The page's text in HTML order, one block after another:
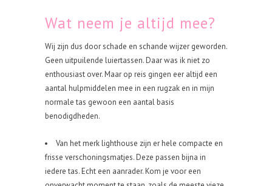
Wat neem je altijd mee?
Wij zijn dus door schade en schande wijzer geworden.
Geen uitpuilende luiertassen. Daar was ik niet zo
enthousiast over. Maar op reis gingen eer altijd een
aantal hulpmiddelen mee in een rugzak en in mijn
normale tas gewoon een aantal basis
benodigdheden.
Van het merk lighthouse zijn er hele compacte en
frisse verschoningsmatjes. Deze passen bijna in
iedere tas. Echt een aanrader. Kom je voor een